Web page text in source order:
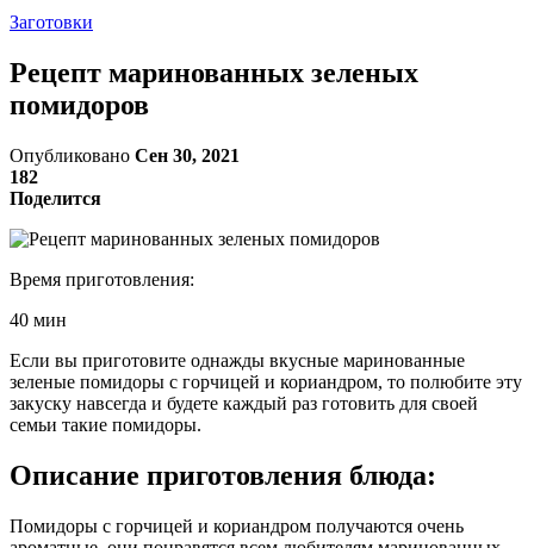
Заготовки
Рецепт маринованных зеленых
помидоров
Опубликовано Сен 30, 2021
182
Поделится
Время приготовления:
40 мин
Если вы приготовите однажды вкусные маринованные
зеленые помидоры с горчицей и кориандром, то полюбите эту
закуску навсегда и будете каждый раз готовить для своей
семьи такие помидоры.
Описание приготовления блюда:
Помидоры с горчицей и кориандром получаются очень